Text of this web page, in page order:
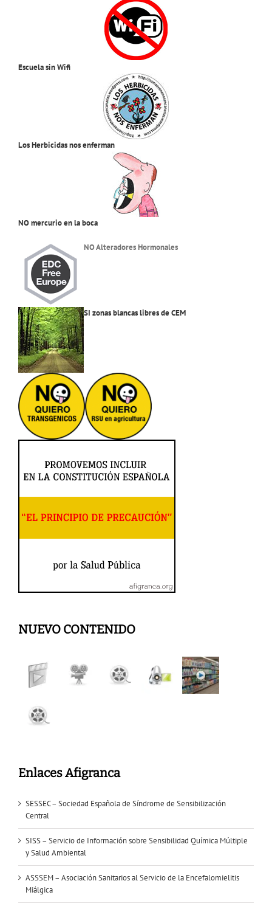
Escuela sin Wifi
Los Herbicidas nos enferman
NO mercurio en la boca
NO Alteradores Hormonales
SI zonas blancas libres de CEM
NUEVO CONTENIDO
Enlaces Afigranca
SESSEC – Sociedad Española de Síndrome de Sensibilización
Central
SISS – Servicio de Información sobre Sensibilidad Química Múltiple
y Salud Ambiental
ASSSEM – Asociación Sanitarios al Servicio de la Encefalomielitis
Miálgica